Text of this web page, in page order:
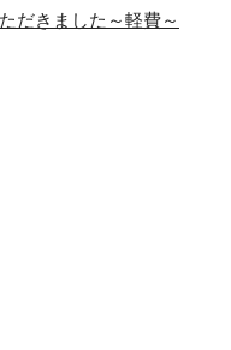
だきました～軽費～